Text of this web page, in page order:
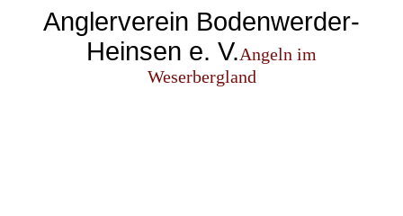
Anglerverein Bodenwerder-
Heinsen e. V.Angeln im
Weserbergland